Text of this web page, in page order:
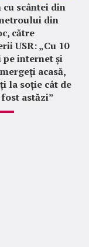
cu scântei din
din
către
USR: „Cu 10
internet și
acasă,
la soție cât de
astăzi”